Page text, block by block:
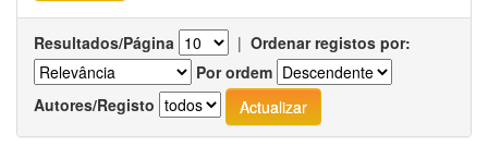
Resultados/Página | Ordenar registos por:
Por ordem
Autores/Registo